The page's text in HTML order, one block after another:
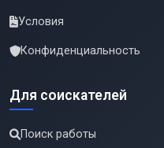
Условия
Конфиденциальность
Для соискателей
Поиск работы